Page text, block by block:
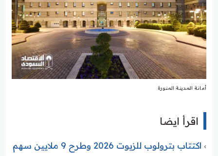
أمانة المدينة المنورة
اقرأ ايضا
اكتتاب بترولوب للزيوت 2026 وطرح 9 ملايين سهم